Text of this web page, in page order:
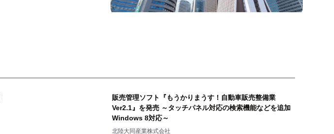
販売管理ソフト『もうかりまうす！自動車販売整備業
Ver2.1』を発売 ～タッチパネル対応の検索機能などを追加
Windows 8対応～
北陸大同産業株式会社